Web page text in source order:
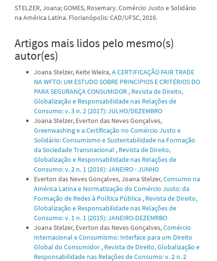
STELZER, Joana; GOMES, Rosemary. Comércio Justo e Solidário
na América Latina. Florianópolis: CAD/UFSC, 2016.
Artigos mais lidos pelo mesmo(s)
autor(es)
Joana Stelzer, Keite Wieira,A CERTIFICAÇÃO FAIR TRADE
NA WFTO: UM ESTUDO SOBRE PRINCÍPIOS E CRITÉRIOS DO
PARA SEGURANÇA CONSUMIDOR , Revista de Direito,
Globalização e Responsabilidade nas Relações de
Consumo: v. 3 n. 2 (2017): JULHO/DEZEMBRO
Joana Stelzer, Everton das Neves Gonçalves,
Greenwashing e a Certificação no Comércio Justo e
Solidário: Consumismo e Sustentabilidade na Formação
da Sociedade Transnacional , Revista de Direito,
Globalização e Responsabilidade nas Relações de
Consumo: v. 2 n. 1 (2016): JANEIRO - JUNHO
Everton das Neves Gonçalves, Joana Stelzer,Consumo na
América Latina e Normatização do Comércio Justo: da
Formação de Redes à Política Pública , Revista de Direito,
Globalização e Responsabilidade nas Relações de
Consumo: v. 1 n. 1 (2015): JANEIRO-DEZEMRBO
Joana Stelzer, Everton das Neves Gonçalves,Comércio
Internacional e Consumismo: Interface para um Direito
Global do Consumidor , Revista de Direito, Globalização e
Responsabilidade nas Relações de Consumo: v. 2 n. 2